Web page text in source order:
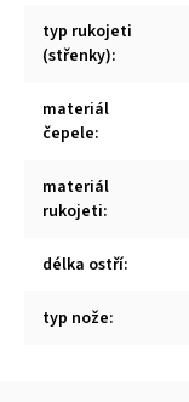
typ rukojeti
(střenky):
materiál
čepele:
materiál
rukojeti:
délka ostří:
typ nože: